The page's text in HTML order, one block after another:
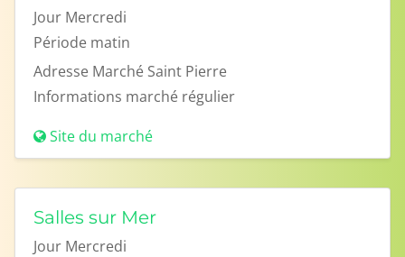
Jour Mercredi
Période matin
Adresse Marché Saint Pierre
Informations marché régulier
Site du marché
Salles sur Mer
Jour Mercredi